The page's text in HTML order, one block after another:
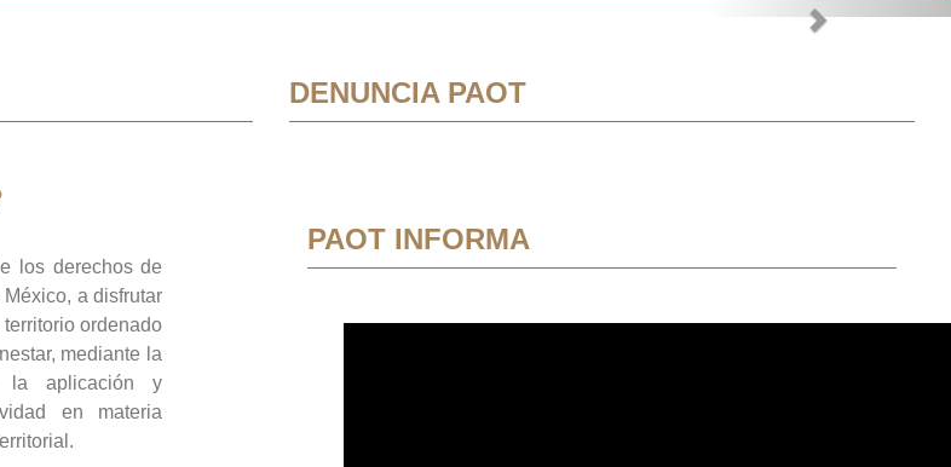
Next
los derechos de
a disfrutar
ordenado
mediante la
la aplicación y
en materia
DENUNCIA PAOT
PAOT INFORMA